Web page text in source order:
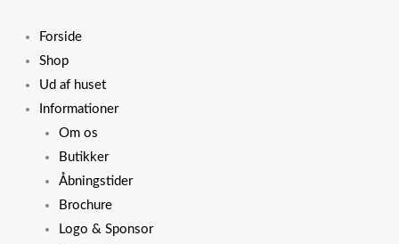
Forside
Shop
Ud af huset
Informationer
Om os
Butikker
Åbningstider
Brochure
Logo & Sponsor